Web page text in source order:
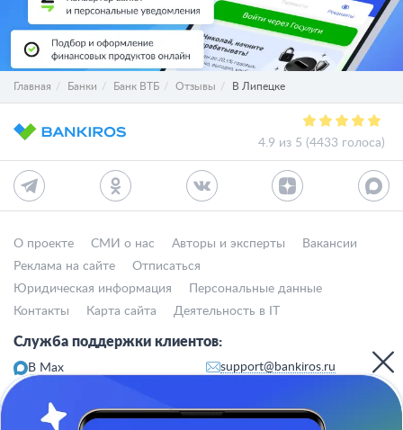
Главная Банки Банк ВТБ Отзывы В Липецке
4.9 из 5 (4433 голоса)
О проекте СМИ о нас Авторы и эксперты
Вакансии
Реклама на сайте
Отписаться
Юридическая информация
Персональные данные
Контакты
Карта сайта Деятельность в IT
Служба поддержки клиентов:
В Max
support@bankiros.ru
Пн-пт с 10:00 до 17:00